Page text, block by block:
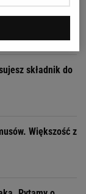
PRL. Tylko
składnik do
Większość z